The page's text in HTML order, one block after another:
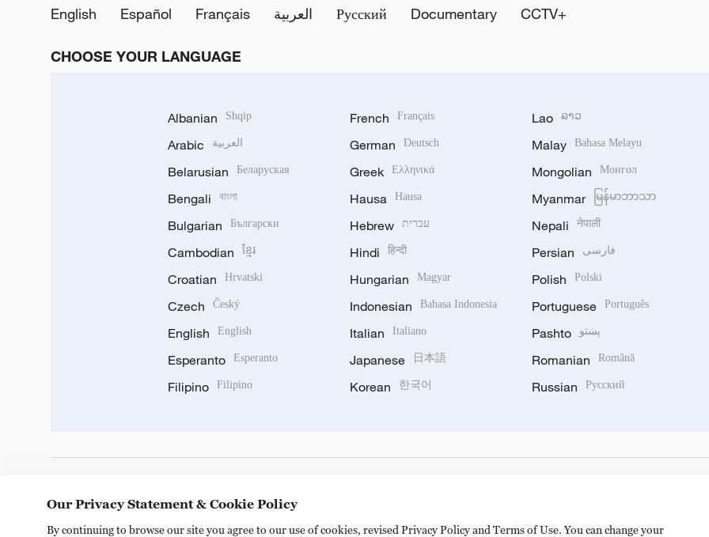
English
Español Français العربية Русский Documentary CCTV+
CHOOSE YOUR LANGUAGE
Albanian Shqip
Arabic العربية
Belarusian Беларуская
Bengali বাংলা
Bulgarian Български
Cambodian ខ្មែរ
Croatian Hrvatski
Czech Český
English English
Esperanto Esperanto
Filipino Filipino
French Français
German Deutsch
Greek Ελληνικά
Hausa Hausa
Hebrew עברית
Hindi हिन्दी
Hungarian Magyar
Indonesian Bahasa Indonesia
Italian Italiano
Japanese 日本語
Korean 한국어
Lao ລາວ
Malay Bahasa Melayu
Mongolian Монгол
Myanmar မြန်မာဘာသာ
Nepali नेपाली
Persian فارسی
Polish Polski
Portuguese Português
Pashto پښتو
Romanian Română
Russian Русский
Our Privacy Statement & Cookie Policy
By continuing to browse our site you agree to our use of cookies, revised Privacy Policy and Terms of Use. You can change your